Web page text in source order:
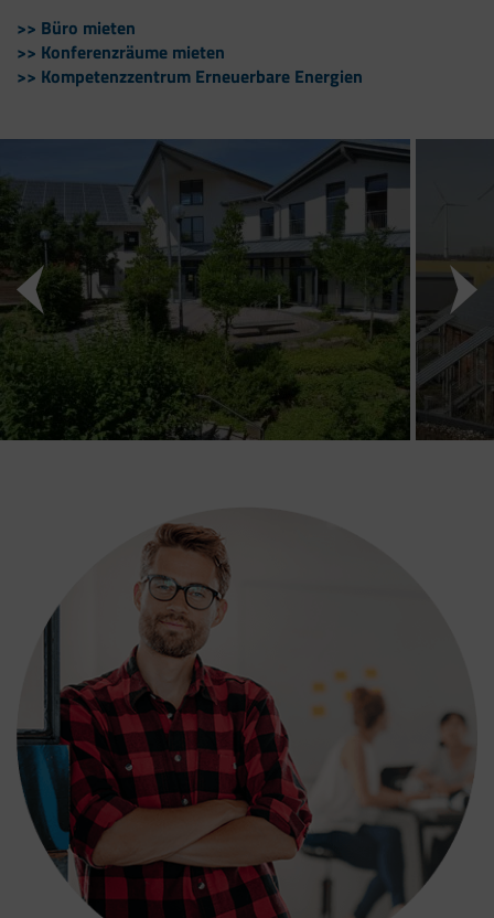
>> Büro mieten
>> Konferenzräume mieten
>> Kompetenzzentrum Erneuerbare Energien